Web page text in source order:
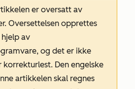
er oversatt av
Oversettelsen opprettes
av
og det er ikke
korrekturlest. Den engelske
artikkelen skal regnes